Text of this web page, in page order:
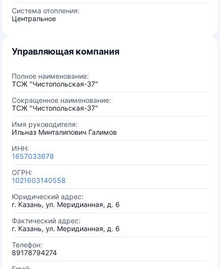
Система отопления:
Центральное
Управляющая компания
Полное наименование:
ТСЖ "Чистопольская-37"
Сокращенное наименование:
ТСЖ "Чистопольская-37"
Имя руководителя:
Ильназ Минталипович Галимов
ИНН:
1657033678
ОГРН:
1021603140558
Юридический адрес:
г. Казань, ул. Меридианная, д. 6
Фактический адрес:
г. Казань, ул. Меридианная, д. 6
Телефон:
89178794274